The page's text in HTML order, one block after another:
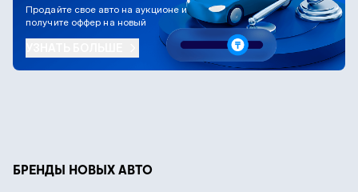
Продайте свое авто на аукционе и
получите оффер на новый
БРЕНДЫ НОВЫХ АВТО